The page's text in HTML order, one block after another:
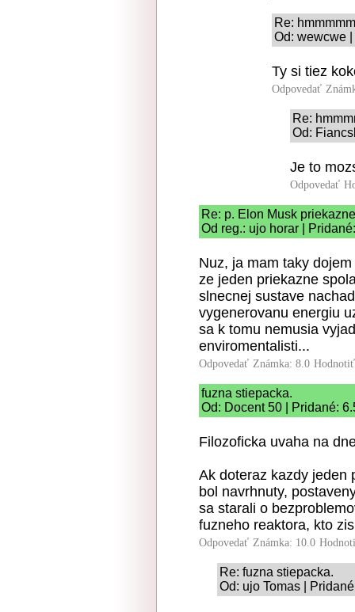
Re:
Od: wewcwe
Ty si tiez
Odpovedať
Re:
Od:
Je to
Odpovedať
Re: p. Elon Musk priekazne
Od reg.: ujo horar |
Nuz, ja mam taky
ze jeden priekazne
slnecnej sustave
vygenerovanu energiu
sa k tomu nemusia
enviromentalisti...
Odpovedať Známka: 8.0
fuzna stiepacka.
Od: Docent 50 | Pridané:
Filozoficka uvaha na
Ak doteraz kazdy jeden
bol navrhnuty,
sa starali o
fuzneho reaktora, kto
Odpovedať Známka: 10.0
Re: fuzna stiepacka.
Od: ujo Tomas |